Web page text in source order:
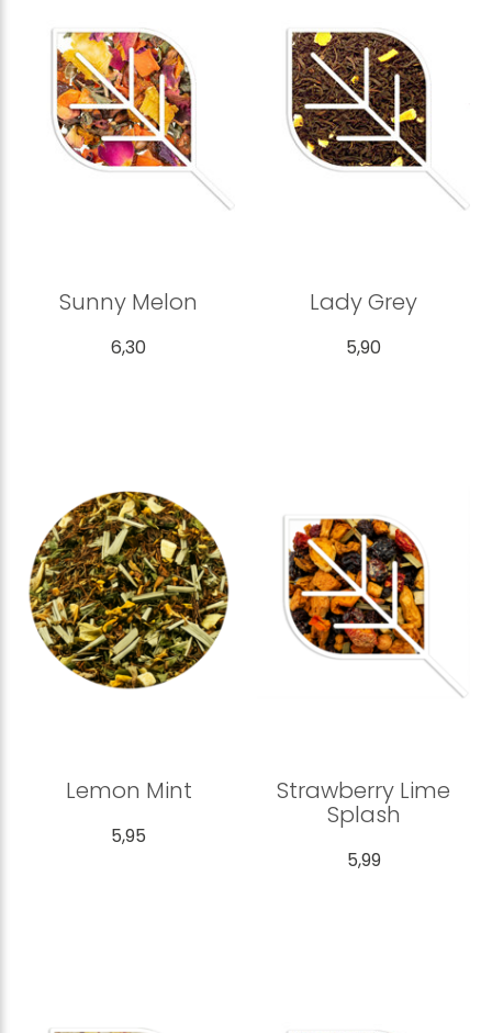
Sunny Melon
6,30
Lady Grey
5,90
Lemon Mint
5,95
Strawberry Lime
Splash
5,99